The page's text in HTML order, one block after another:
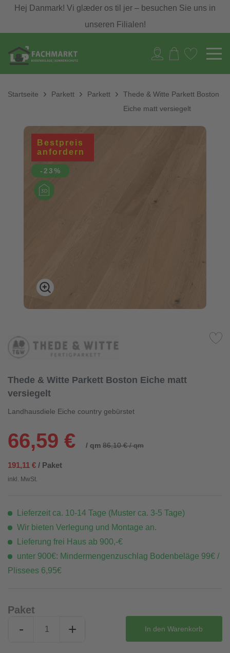
Hej Danmark! Vi glæder os til jer – besuchen Sie uns in
unseren Filialen!
Startseite Parkett Parkett
Thede & Witte Parkett Boston
Eiche matt versiegelt
Bestpreis
anfordern
-23%
Thede & Witte Parkett Boston Eiche matt
versiegelt
Landhausdiele Eiche country gebürstet
66,59 € / qm 86,10 € / qm
191,11 € / Paket
inkl. MwSt.
Lieferzeit ca. 10-14 Tage (Muster ca. 3-5 Tage)
Wir bieten Verlegung und Montage an.
Lieferung frei Haus ab 900,-€
unter 900€: Mindermengenzuschlag Bodenbeläge 99€ /
Plissees 6,95€
Paket
- + In den Warenkorb